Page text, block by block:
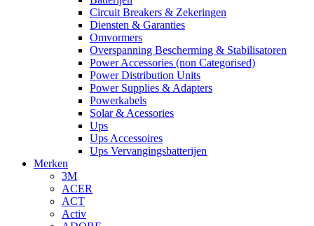
Circuit Breakers & Zekeringen
Diensten & Garanties
Omvormers
Overspanning Bescherming & Stabilisatoren
Power Accessories (non Categorised)
Power Distribution Units
Power Supplies & Adapters
Powerkabels
Solar & Acessories
Ups
Ups Accessoires
Ups Vervangingsbatterijen
Merken
3M
ACER
ACT
Activ